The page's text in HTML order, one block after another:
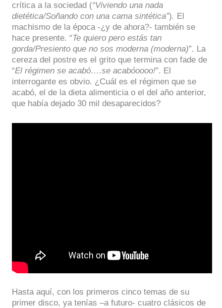
crítica a la sociedad (“Viviendo una nada
dietética/Soñando con una cama sintética”). El
machismo de la época -¿y de ahora?- también se
hace presente. “Te quiero pero estás tan
gorda/Presiento que no sos moderna (moderna)”. La
cereza del postre es el grito que termina con fade de
“El régimen se acabó….se acabóoooo!”. El
interrogante es obvio. ¿Cuál es el régimen que se
acabó, el de la dieta alimenticia o el del año anterior,
que había dejado 30 mil desaparecidos?
Hasta aquí, con los primeros cinco temas de su
primer disco, ya tenías –a futuro- cuatro clásicos de